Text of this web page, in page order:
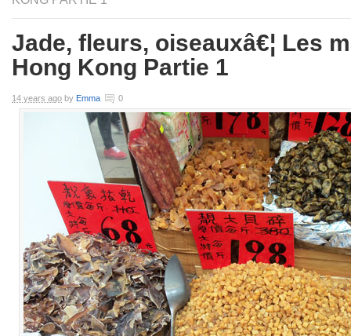
Jade, fleurs, oiseauxâ€¦ Les
Hong Kong Partie 1
14 years ago by Emma 0